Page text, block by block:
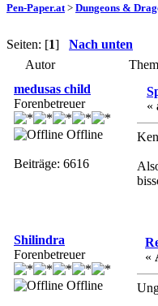
Pen-Paper.at > Dungeons &
Seiten: [1] Nach unten
Autor
medusas child
Forenbetreuer
Offline
Beiträge: 6616
«
Shilindra
Forenbetreuer
Offline
«